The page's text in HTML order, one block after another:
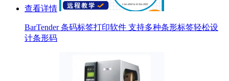
查看详情
BarTender 条码标签打印软件 支持多种条形标签轻松设
计条形码